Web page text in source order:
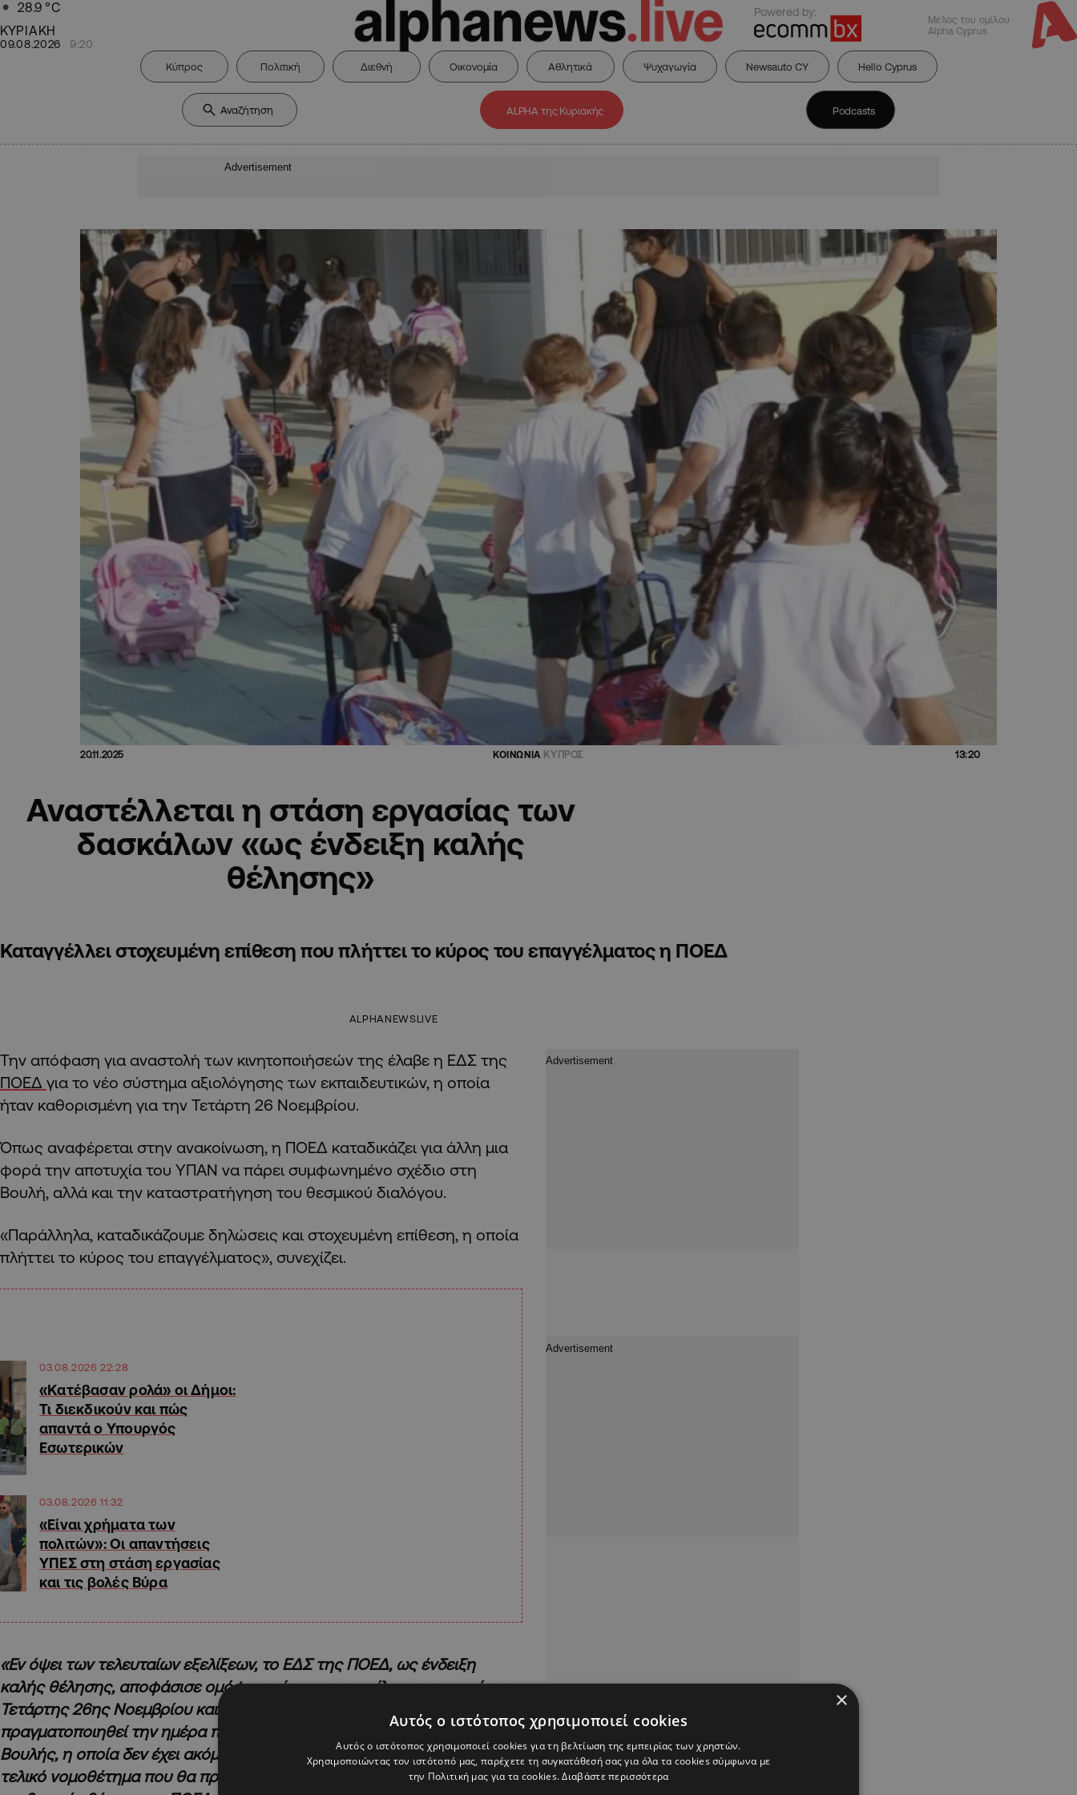
28.9 °C
ΚΥΡΙΑΚΗ
09.08.2026 9:20
Powered by:
Μέλος του ομίλου
Alpha Cyprus
Κύπρος Πολιτική Διεθνή Οικονομία Αθλητικά Ψυχαγωγία Newsauto CY Hello Cyprus
ALPHA της Κυριακής Podcasts
Advertisement
20.11.2025 ΚΟΙΝΩΝΙΑ ΚΥΠΡΟΣ 13:20
Αναστέλλεται η στάση εργασίας των
δασκάλων «ως ένδειξη καλής
θέλησης»
Καταγγέλλει στοχευμένη επίθεση που πλήττει το κύρος του επαγγέλματος η ΠΟΕΔ
ALPHANEWSLIVE
Την απόφαση για αναστολή των κινητοποιήσεών της έλαβε η ΕΔΣ της
ΠΟΕΔ για το νέο σύστημα αξιολόγησης των εκπαιδευτικών, η οποία
ήταν καθορισμένη για την Τετάρτη 26 Νοεμβρίου.
Όπως αναφέρεται στην ανακοίνωση, η ΠΟΕΔ καταδικάζει για άλλη μια
φορά την αποτυχία του ΥΠΑΝ να πάρει συμφωνημένο σχέδιο στη
Βουλή, αλλά και την καταστρατήγηση του θεσμικού διαλόγου.
«Παράλληλα, καταδικάζουμε δηλώσεις και στοχευμένη επίθεση, η οποία
πλήττει το κύρος του επαγγέλματος», συνεχίζει.
03.08.2026 22:28
«Κατέβασαν ρολά» οι Δήμοι:
Τι διεκδικούν και πώς
απαντά ο Υπουργός
Εσωτερικών
03.08.2026 11:32
«Είναι χρήματα των
πολιτών»: Οι απαντήσεις
ΥΠΕΣ στη στάση εργασίας
και τις βολές Βύρα
«Εν όψει των τελευταίων εξελίξεων, το ΕΔΣ της ΠΟΕΔ, ως ένδειξη
καλής θέλησης, αποφάσισε ομόφωνα όπως αναστείλει την απεργία της
Τετάρτης 26ης Νοεμβρίου και ανακοινώσει ότι αυτή θα
πραγματοποιηθεί την ημέρα που θα συνεδριάσει η Ολομέλεια της
Βουλής, η οποία δεν έχει ακόμη καθοριστεί, σε περίπτωση που το
τελικό νομοθέτημα που θα προωθηθεί στην ολομέλεια αποκλίνει από
×
Αυτός ο ιστότοπος χρησιμοποιεί cookies
Αυτός ο ιστότοπος χρησιμοποιεί cookies για τη βελτίωση της εμπειρίας των χρηστών.
Χρησιμοποιώντας τον ιστότοπό μας, παρέχετε τη συγκατάθεσή σας για όλα τα cookies σύμφωνα με
την Πολιτική μας για τα cookies.Διαβάστε περισσότερα